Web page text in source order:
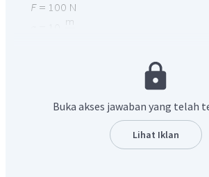
Buka akses jawaban yang telah
Lihat Iklan